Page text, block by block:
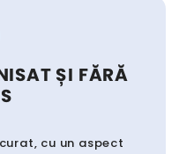
ȘI FĂRĂ
cu un aspect